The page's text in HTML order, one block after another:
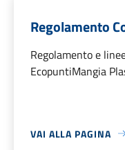
Regolamento
Regolamento e
EcopuntiMangia
VAI ALLA PAGINA